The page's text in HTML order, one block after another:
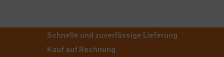
Schnelle und zuverlässige Lieferung
Kauf auf Rechnung